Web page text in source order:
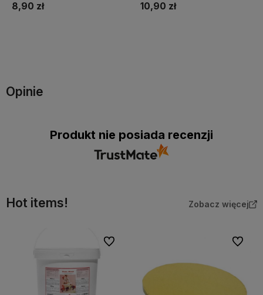
8,90 zł 10,90 zł
Opinie
Produkt nie posiada recenzji
Hot items! Zobacz więcej
Do ulubionych Do